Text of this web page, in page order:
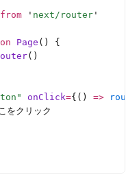
from ' next/router '
Page () {
()
onClick={() =>
をクリック